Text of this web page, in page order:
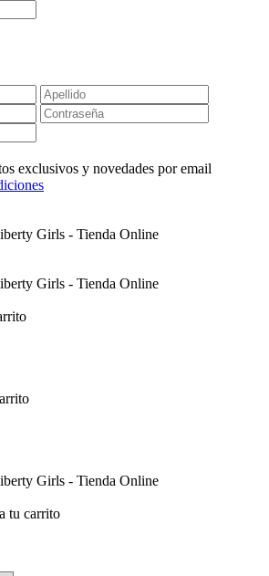
exclusivos y novedades por email
tu carrito